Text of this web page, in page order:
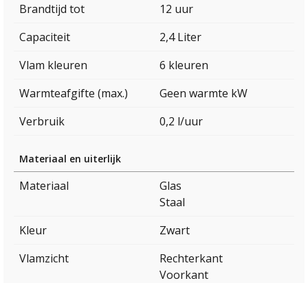
Brandtijd tot
12 uur
Capaciteit
2,4 Liter
Vlam kleuren
6 kleuren
Warmteafgifte (max.)
Geen warmte kW
Verbruik
0,2 l/uur
Materiaal en uiterlijk
Materiaal
Glas
Staal
Kleur
Zwart
Vlamzicht
Rechterkant
Voorkant